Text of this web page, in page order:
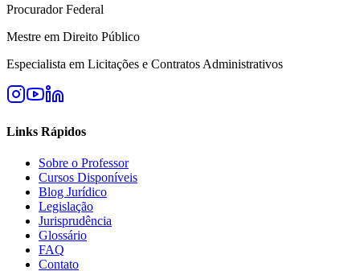
Procurador Federal
Mestre em Direito Público
Especialista em Licitações e Contratos Administrativos
Links Rápidos
Sobre o Professor
Cursos Disponíveis
Blog Jurídico
Legislação
Jurisprudência
Glossário
FAQ
Contato